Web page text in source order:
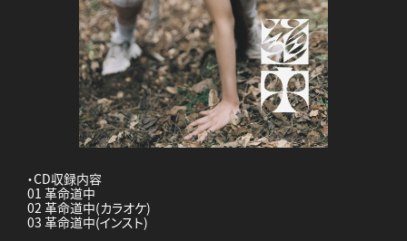
・CD収録内容
01 革命道中
02 革命道中(カラオケ)
03 革命道中(インスト)